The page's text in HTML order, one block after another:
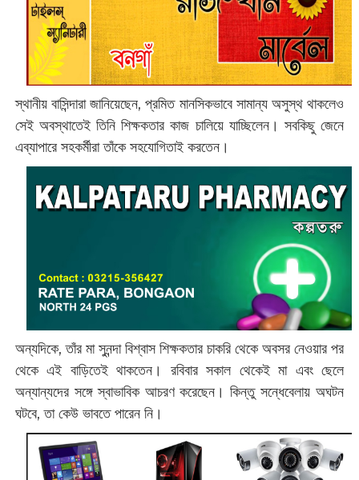
স্থানীয় বাসিন্দারা জানিয়েছেন, প্রমিত মানসিকভাবে সামান্য অসুস্থ থাকলেও
সেই অবস্থাতেই তিনি শিক্ষকতার কাজ চালিয়ে যাচ্ছিলেন। সবকিছু জেনে
এব্যাপারে সহকর্মীরা তাঁকে সহযোগিতাই করতেন।
অন্যদিকে, তাঁর মা সুনন্দা বিশ্বাস শিক্ষকতার চাকরি থেকে অবসর নেওয়ার পর
থেকে এই বাড়িতেই থাকতেন। রবিবার সকাল থেকেই মা এবং ছেলে
অন্যান্যদের সঙ্গে স্বাভাবিক আচরণ করেছেন। কিন্তু সন্ধেবেলায় অঘটন
ঘটবে, তা কেউ ভাবতে পারেন নি।